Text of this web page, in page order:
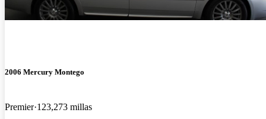
2006 Mercury Montego
Premier 123,273 millas